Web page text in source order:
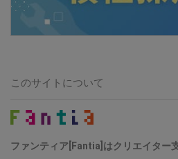
このサイトについて
ファンティア[Fantia]はクリエイター